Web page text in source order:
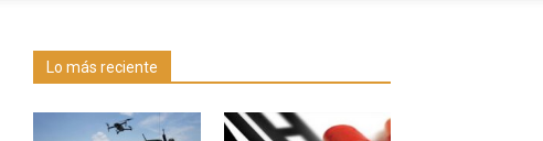
Lo más reciente